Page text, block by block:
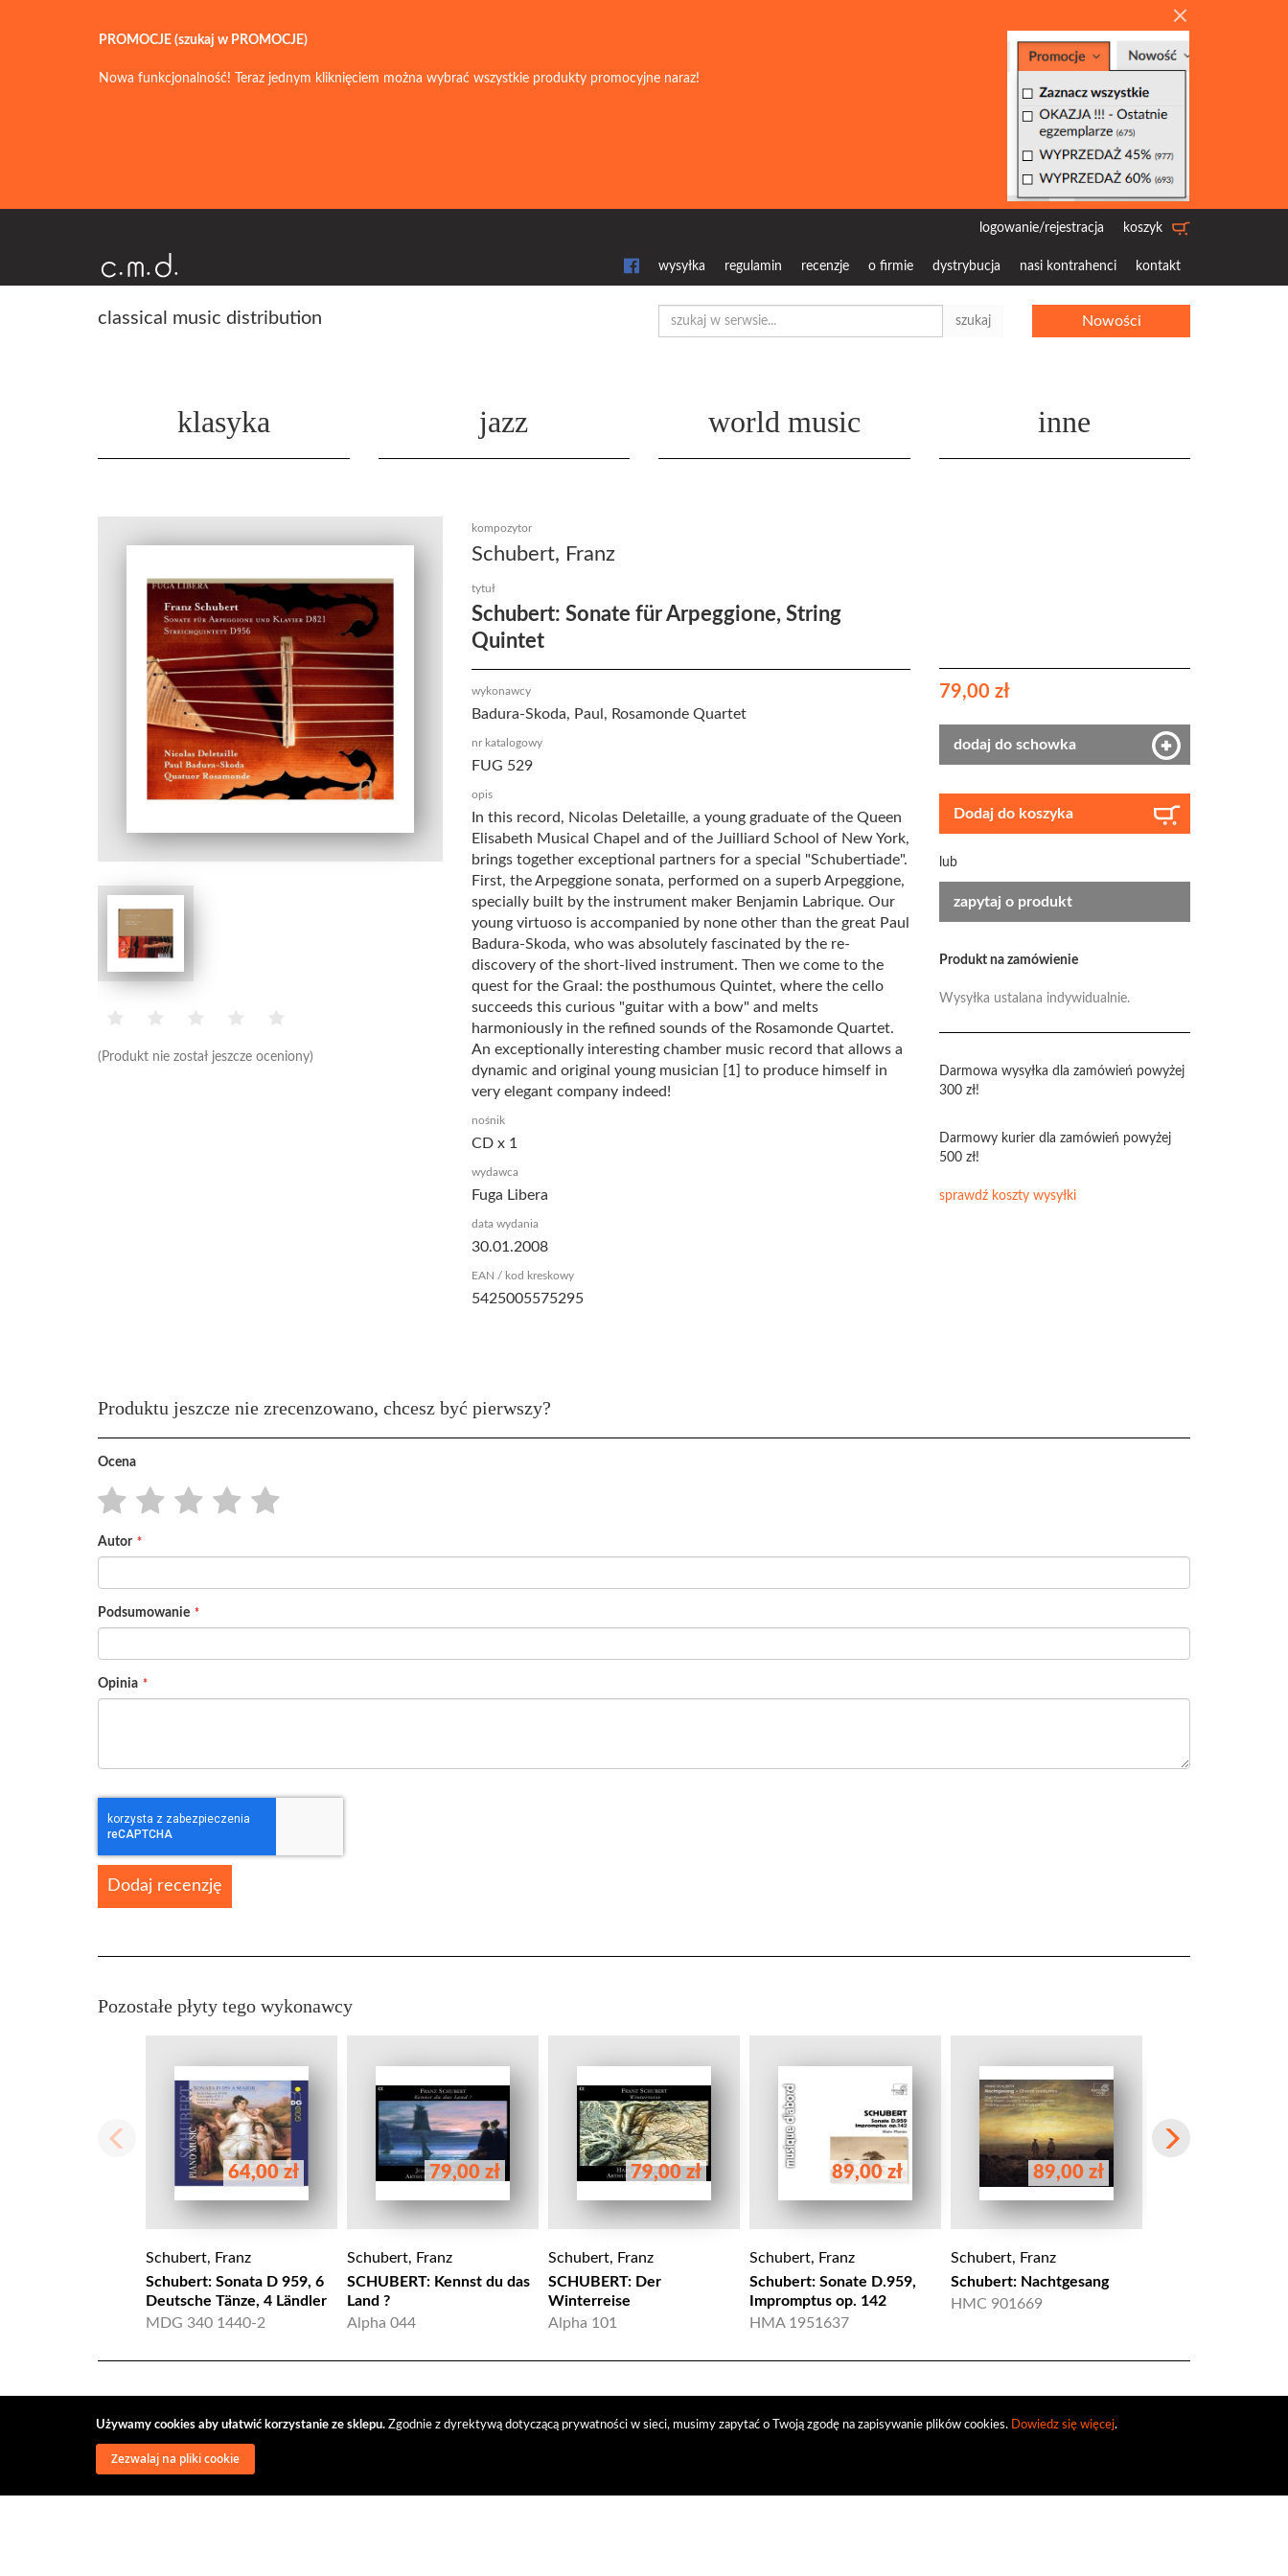
PROMOCJE (szukaj w PROMOCJE)
Nowa funkcjonalność! Teraz jednym kliknięciem można wybrać wszystkie produkty promocyjne naraz!
Używamy cookies aby ułatwić korzystanie ze sklepu. Zgodnie z dyrektywą dotyczącą prywatności w sieci, musimy zapytać o Twoją zgodę na zapisywanie plików cookies. Dowiedz się więcej.
Zezwalaj na pliki cookie
koszyk
logowanie/rejestracja
wysyłka regulamin recenzje o firmie dystrybucja nasi kontrahenci kontakt
classical music distribution szukaj Nowości
klasyka jazz world music inne
(Produkt nie został jeszcze oceniony)
kompozytor
Schubert, Franz
tytuł
Schubert: Sonate für Arpeggione, String
Quintet
wykonawcy
Badura-Skoda, Paul, Rosamonde Quartet
nr katalogowy
FUG 529
opis
In this record, Nicolas Deletaille, a young graduate of the Queen
Elisabeth Musical Chapel and of the Juilliard School of New York,
brings together exceptional partners for a special "Schubertiade".
First, the Arpeggione sonata, performed on a superb Arpeggione,
specially built by the instrument maker Benjamin Labrique. Our
young virtuoso is accompanied by none other than the great Paul
Badura-Skoda, who was absolutely fascinated by the re-
discovery of the short-lived instrument. Then we come to the
quest for the Graal: the posthumous Quintet, where the cello
succeeds this curious "guitar with a bow" and melts
harmoniously in the refined sounds of the Rosamonde Quartet.
An exceptionally interesting chamber music record that allows a
dynamic and original young musician [1] to produce himself in
very elegant company indeed!
nośnik
CD x 1
wydawca
Fuga Libera
data wydania
30.01.2008
EAN / kod kreskowy
5425005575295
79,00 zł
dodaj do schowka
Dodaj do koszyka
lub
zapytaj o produkt
Produkt na zamówienie
Wysyłka ustalana indywidualnie.
Darmowa wysyłka dla zamówień powyżej
300 zł!
Darmowy kurier dla zamówień powyżej
500 zł!
sprawdź koszty wysyłki
Produktu jeszcze nie zrecenzowano, chcesz być pierwszy?
Ocena
star
stars
stars
stars
stars
Autor
Podsumowanie
Opinia
Dodaj recenzję
Pozostałe płyty tego wykonawcy
64,00 zł
Schubert, Franz
Schubert: Sonata D 959, 6
Deutsche Tänze, 4 Ländler
MDG 340 1440-2
79,00 zł
Schubert, Franz
SCHUBERT: Kennst du das
Land ?
Alpha 044
79,00 zł
Schubert, Franz
SCHUBERT: Der
Winterreise
Alpha 101
89,00 zł
Schubert, Franz
Schubert: Sonate D.959,
Impromptus op. 142
HMA 1951637
89,00 zł
Schubert, Franz
Schubert: Nachtgesang
HMC 901669